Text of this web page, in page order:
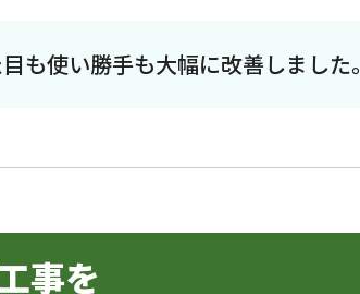
も使い勝手も大幅に改善しました。
事を